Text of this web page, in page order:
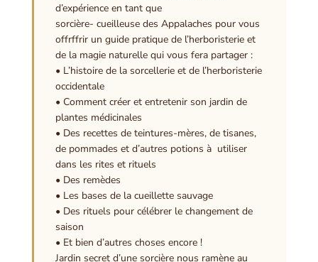
d’expérience en tant que
sorcière- cueilleuse des Appalaches pour vous
offrffrir un guide pratique de l’herboristerie et
de la magie naturelle qui vous fera partager :
• L’histoire de la sorcellerie et de l’herboristerie
occidentale
• Comment créer et entretenir son jardin de
plantes médicinales
• Des recettes de teintures-mères, de tisanes,
de pommades et d’autres potions à utiliser
dans les rites et rituels
• Des remèdes
• Les bases de la cueillette sauvage
• Des rituels pour célébrer le changement de
saison
• Et bien d’autres choses encore !
Jardin secret d’une sorcière nous ramène au